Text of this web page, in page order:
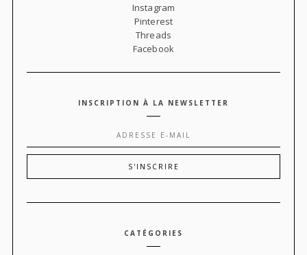
Instagram
Pinterest
Threads
Facebook
INSCRIPTION À LA NEWSLETTER
CATÉGORIES